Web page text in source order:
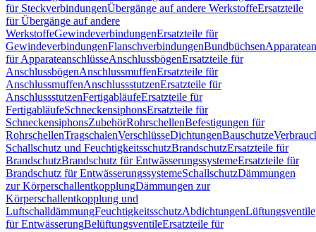
für SteckverbindungenÜbergänge auf andere WerkstoffeErsatzteile
für Übergänge auf andere
WerkstoffeGewindeverbindungenErsatzteile für
GewindeverbindungenFlanschverbindungenBundbüchsen
für ApparateanschlüsseAnschlussbögenErsatzteile für
AnschlussbögenAnschlussmuffenErsatzteile für
AnschlussmuffenAnschlussstutzenErsatzteile für
AnschlussstutzenFertigabläufeErsatzteile für
FertigabläufeSchneckensiphonsErsatzteile für
SchneckensiphonsZubehörRohrschellenBefestigungen für
RohrschellenTragschalenVerschlüsseDichtungenBauschutze
Schallschutz und FeuchtigkeitsschutzBrandschutzErsatzteile für
BrandschutzBrandschutz für EntwässerungssystemeErsatzteile für
Brandschutz für EntwässerungssystemeSchallschutzDämmungen
zur KörperschallentkopplungDämmungen zur
Körperschallentkopplung und
LuftschalldämmungFeuchtigkeitsschutzAbdichtungenLüftungsventile
für EntwässerungBelüftungsventileErsatzteile für